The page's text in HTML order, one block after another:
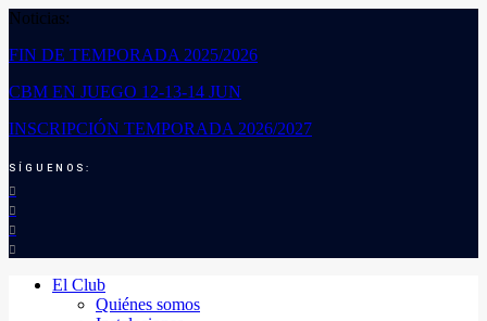
Noticias:
FIN DE TEMPORADA 2025/2026
CBM EN JUEGO 12-13-14 JUN
INSCRIPCIÓN TEMPORADA 2026/2027
SÍGUENOS:
El Club
Quiénes somos